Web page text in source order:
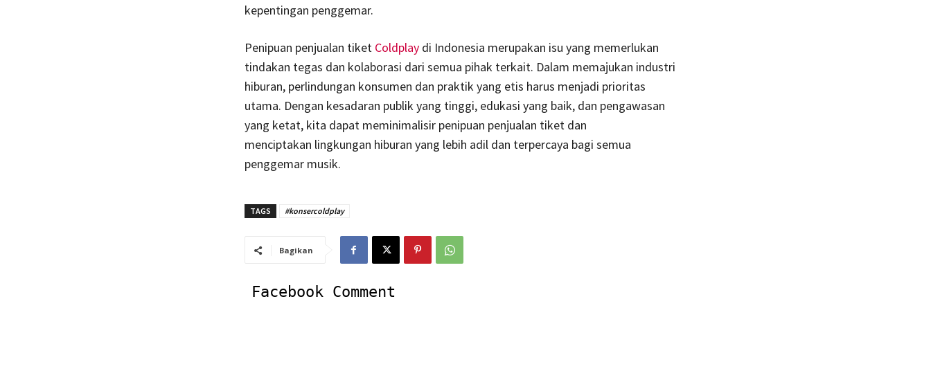
kepentingan penggemar.
Penipuan penjualan tiket Coldplaydi Indonesia merupakan isu yang memerlukan
tindakan tegas dan kolaborasi dari semua pihak terkait. Dalam memajukan industri
hiburan, perlindungan konsumen dan praktik yang etis harus menjadi prioritas
utama. Dengan kesadaran publik yang tinggi, edukasi yang baik, dan pengawasan
yang ketat, kita dapat meminimalisir penipuan penjualan tiket dan
menciptakan lingkungan hiburan yang lebih adil dan terpercaya bagi semua
penggemar musik.
TAGS #konsercoldplay
Bagikan
Facebook Comment